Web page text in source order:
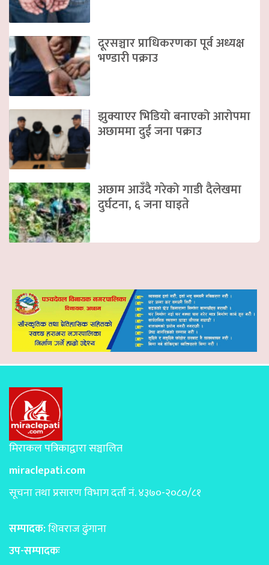
दूरसञ्चार प्राधिकरणका पूर्व अध्यक्ष
भण्डारी पक्राउ
झुक्याएर भिडियो बनाएको आरोपमा
अछाममा दुई जना पक्राउ
अछाम आउँदै गरेको गाडी दैलेखमा
दुर्घटना, ६ जना घाइते
मिराकल पत्रिकाद्वारा सञ्चालित
miraclepati.com
सूचना तथा प्रसारण विभाग दर्ता नं. ४३७०-२०८०/८१
सम्पादक:शिवराज ढुंगाना
उप-सम्पादकः